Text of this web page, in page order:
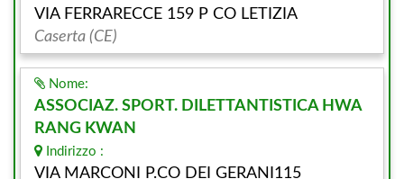
VIA FERRARECCE 159 P CO LETIZIA
Caserta (CE)
Nome:
ASSOCIAZ. SPORT. DILETTANTISTICA HWA
RANG KWAN
Indirizzo :
VIA MARCONI P.CO DEI GERANI115